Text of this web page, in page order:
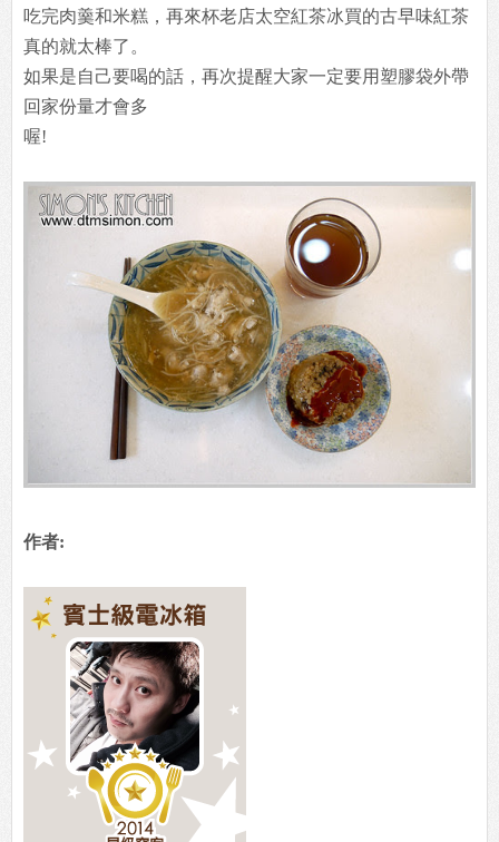
吃完肉羹和米糕，再來杯老店太空紅茶冰買的古早味紅茶
真的就太棒了。
如果是自己要喝的話，再次提醒大家一定要用塑膠袋外帶
回家份量才會多
喔!
作者: